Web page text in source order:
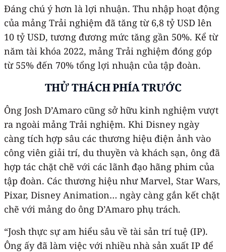
Đáng chú ý hơn là lợi nhuận. Thu nhập hoạt động
của mảng Trải nghiệm đã tăng từ 6,8 tỷ USD lên
10 tỷ USD, tương đương mức tăng gần 50%. Kể từ
năm tài khóa 2022, mảng Trải nghiệm đóng góp
từ 55% đến 70% tổng lợi nhuận của tập đoàn.
THỬ THÁCH PHÍA TRƯỚC
Ông Josh D’Amaro cũng sở hữu kinh nghiệm vượt
ra ngoài mảng Trải nghiệm. Khi Disney ngày
càng tích hợp sâu các thương hiệu điện ảnh vào
công viên giải trí, du thuyền và khách sạn, ông đã
hợp tác chặt chẽ với các lãnh đạo hãng phim của
tập đoàn. Các thương hiệu như Marvel, Star Wars,
Pixar, Disney Animation… ngày càng gắn kết chặt
chẽ với mảng do ông D’Amaro phụ trách.
“Josh thực sự am hiểu sâu về tài sản trí tuệ (IP).
Ông ấy đã làm việc với nhiều nhà sản xuất IP để